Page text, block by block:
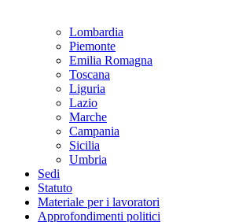
Lombardia
Piemonte
Emilia Romagna
Toscana
Liguria
Lazio
Marche
Campania
Sicilia
Umbria
Sedi
Statuto
Materiale per i lavoratori
Approfondimenti politici